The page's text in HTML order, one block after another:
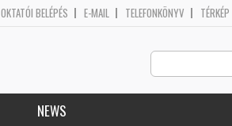
OKTATÓI BELÉPÉS E-MAIL TELEFONKÖNYV TÉRKÉP
NEWS